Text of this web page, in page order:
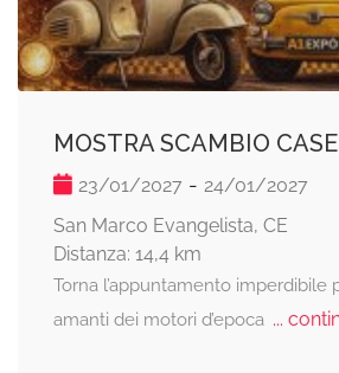
MOSTRA SCAMBIO
23/01/2027 - 24/01/2027
San Marco Evangelista, CE
Distanza: 14,4 km
Torna l’appuntamento imperdibile
amanti dei motori d’epoca ...